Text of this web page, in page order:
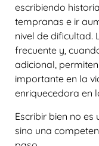
escribiendo
tempranas e ir
nivel de dificultad.
frecuente y,
adicional,
importante en la
enriquecedora en
Escribir bien no es
sino una